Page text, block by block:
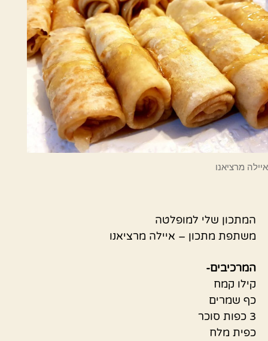
איילה מרציאנו
המתכון שלי למופלטה
משתפת מתכון – איילה מרציאנו
המרכיבים-
קילו קמח
כף שמרים
3 כפות סוכר
כפית מלח